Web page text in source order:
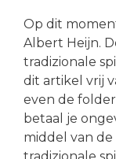
Op dit
Albert Heijn.
tradizionale
dit artikel vrij
even de
betaal je
middel van